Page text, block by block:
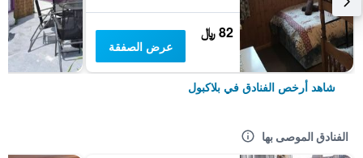
82 ﷼
عرض الصفقة
شاهد أرخص الفنادق في بلاكبول
الفنادق الموصى بها